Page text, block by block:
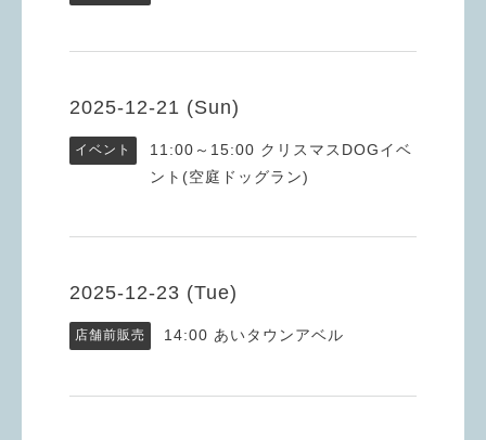
2025-12-21 (Sun)
イベント 11:00～15:00 クリスマスDOGイベ
ント(空庭ドッグラン)
2025-12-23 (Tue)
店舗前販売 14:00 あいタウンアベル